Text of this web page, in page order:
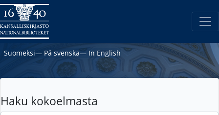
Suomeksi― På svenska― In English
Haku kokoelmasta